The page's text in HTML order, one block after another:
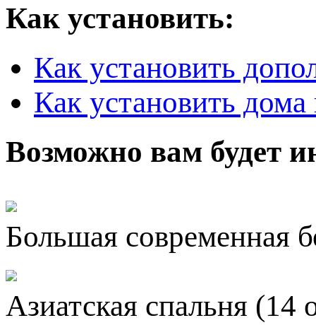
Как установить:
Как установить
Как установить
Возможно вам будет
Большая современная
Азиатская спальня (14